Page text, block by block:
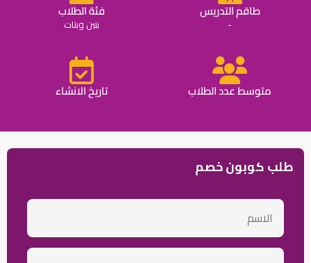
طاقم التدريس
-
فئة الطلاب
بنين وبنات
متوسط عدد الطلاب تاريخ الانشاء
طلب كوبون خصم
الاسم
email